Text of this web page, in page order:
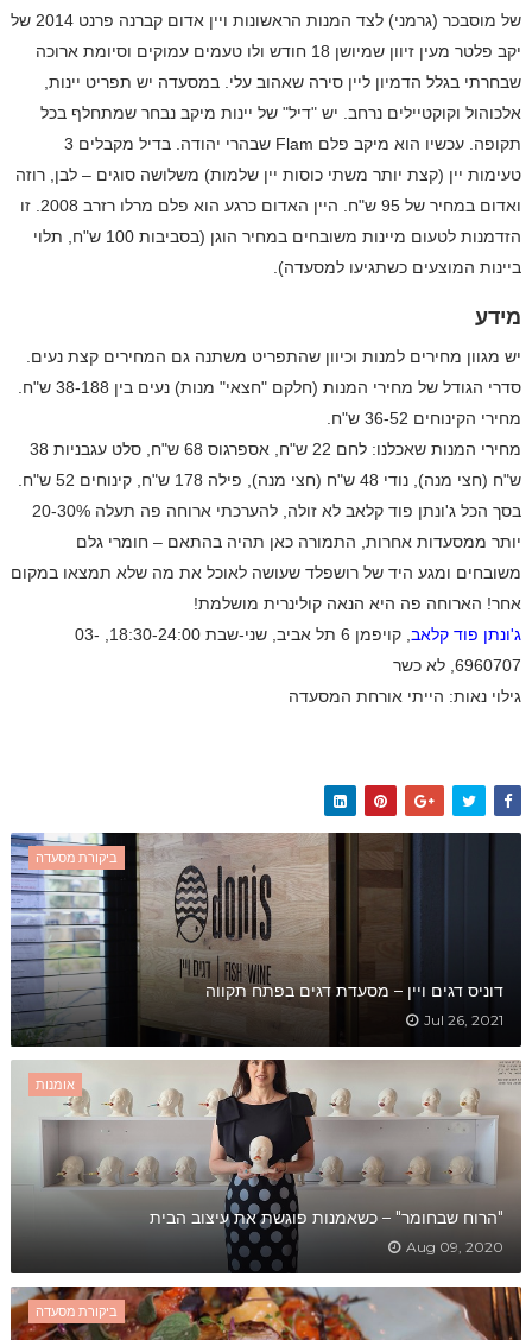
של מוסבכר (גרמני) לצד המנות הראשונות ויין אדום קברנה פרנט 2014 של
יקב פלטר מעין זיוון שמיושן 18 חודש ולו טעמים עמוקים וסיומת ארוכה
שבחרתי בגלל הדמיון ליין סירה שאהוב עלי. במסעדה יש תפריט יינות,
אלכוהול וקוקטיילים נרחב. יש "דיל" של יינות מיקב נבחר שמתחלף בכל
תקופה. עכשיו הוא מיקב פלם Flam
שבהרי יהודה. בדיל מקבלים 3
טעימות יין (קצת יותר משתי כוסות יין שלמות) משלושה סוגים – לבן, רוזה
ואדום במחיר של 95 ש"ח. היין האדום כרגע הוא פלם מרלו רזרב 2008. זו
הזדמנות לטעום מיינות משובחים במחיר הוגן (בסביבות 100 ש"ח, תלוי
ביינות המוצעים כשתגיעו למסעדה).
מידע
יש מגוון מחירים למנות וכיוון שהתפריט משתנה גם המחירים קצת נעים.
סדרי הגודל של מחירי המנות (חלקם "חצאי" מנות) נעים בין 38-188 ש"ח.
מחירי הקינוחים 36-52 ש"ח.
מחירי המנות שאכלנו: לחם 22 ש"ח, אספרגוס 68 ש"ח, סלט עגבניות 38
ש"ח (חצי מנה), נודי 48 ש"ח (חצי מנה), פילה 178 ש"ח, קינוחים 52 ש"ח.
בסך הכל ג'ונתן פוד קלאב לא זולה, להערכתי ארוחה פה תעלה 20-30%
יותר ממסעדות אחרות, התמורה כאן תהיה בהתאם – חומרי גלם
משובחים ומגע היד של רושפלד שעושה לאוכל את מה שלא תמצאו במקום
אחר! הארוחה פה היא הנאה קולינרית מושלמת!
ג'ונתן פוד קלאב
, קויפמן 6 תל אביב, שני-שבת 18:30-24:00, 03-
6960707, לא כשר
גילוי נאות: הייתי אורחת המסעדה
ביקורת מסעדה
דוניס דגים ויין – מסעדת דגים בפתח תקווה
Jul 26, 2021
אומנות
"הרוח שבחומר" – כשאמנות פוגשת את עיצוב הבית
Aug 09, 2020
ביקורת מסעדה